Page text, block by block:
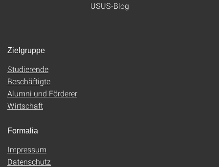
USUS-Blog
Zielgruppe
Studierende
Beschäftigte
Alumni und Förderer
Wirtschaft
Formalia
Impressum
Datenschutz